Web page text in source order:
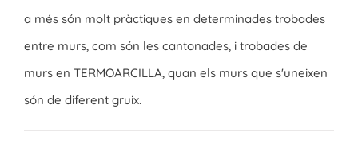
a més són molt pràctiques en determinades trobades
entre murs, com són les cantonades, i trobades de
murs en TERMOARCILLA, quan els murs que s'uneixen
són de diferent gruix.